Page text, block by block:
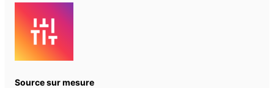
Source sur mesure